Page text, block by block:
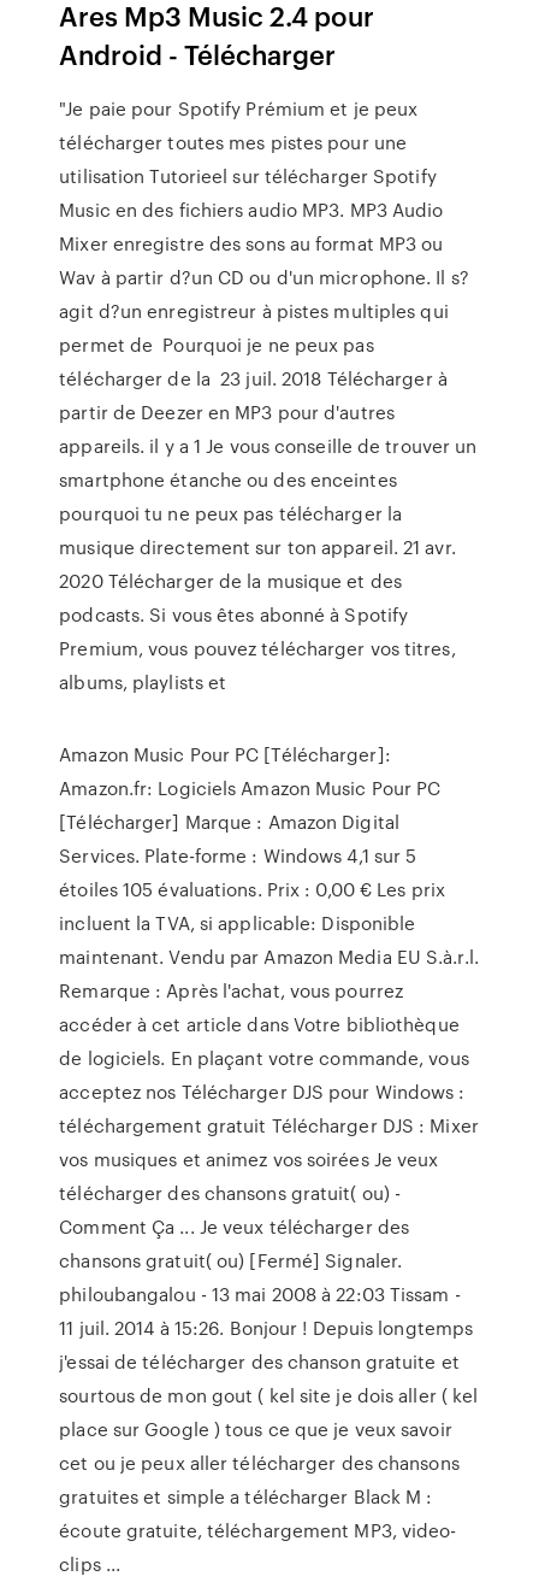
Ares Mp3 Music 2.4 pour
Android - Télécharger
"Je paie pour Spotify Prémium et je peux
télécharger toutes mes pistes pour une
utilisation Tutorieel sur télécharger Spotify
Music en des fichiers audio MP3. MP3 Audio
Mixer enregistre des sons au format MP3 ou
Wav à partir d?un CD ou d'un microphone. Il s?
agit d?un enregistreur à pistes multiples qui
permet de Pourquoi je ne peux pas
télécharger de la 23 juil. 2018 Télécharger à
partir de Deezer en MP3 pour d'autres
appareils. il y a 1 Je vous conseille de trouver un
smartphone étanche ou des enceintes
pourquoi tu ne peux pas télécharger la
musique directement sur ton appareil. 21 avr.
2020 Télécharger de la musique et des
podcasts. Si vous êtes abonné à Spotify
Premium, vous pouvez télécharger vos titres,
albums, playlists et
Amazon Music Pour PC [Télécharger]:
Amazon.fr: Logiciels Amazon Music Pour PC
[Télécharger] Marque : Amazon Digital
Services. Plate-forme : Windows 4,1 sur 5
étoiles 105 évaluations. Prix : 0,00 € Les prix
incluent la TVA, si applicable: Disponible
maintenant. Vendu par Amazon Media EU S.à.r.l.
Remarque : Après l'achat, vous pourrez
accéder à cet article dans Votre bibliothèque
de logiciels. En plaçant votre commande, vous
acceptez nos Télécharger DJS pour Windows :
téléchargement gratuit Télécharger DJS : Mixer
vos musiques et animez vos soirées Je veux
télécharger des chansons gratuit( ou) -
Comment Ça ... Je veux télécharger des
chansons gratuit( ou) [Fermé] Signaler.
philoubangalou - 13 mai 2008 à 22:03 Tissam -
11 juil. 2014 à 15:26. Bonjour ! Depuis longtemps
j'essai de télécharger des chanson gratuite et
sourtous de mon gout ( kel site je dois aller ( kel
place sur Google ) tous ce que je veux savoir
cet ou je peux aller télécharger des chansons
gratuites et simple a télécharger Black M :
écoute gratuite, téléchargement MP3, video-
clips ...